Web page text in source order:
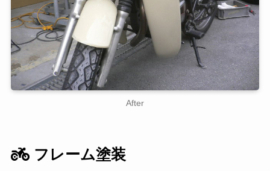
After
フレーム塗装